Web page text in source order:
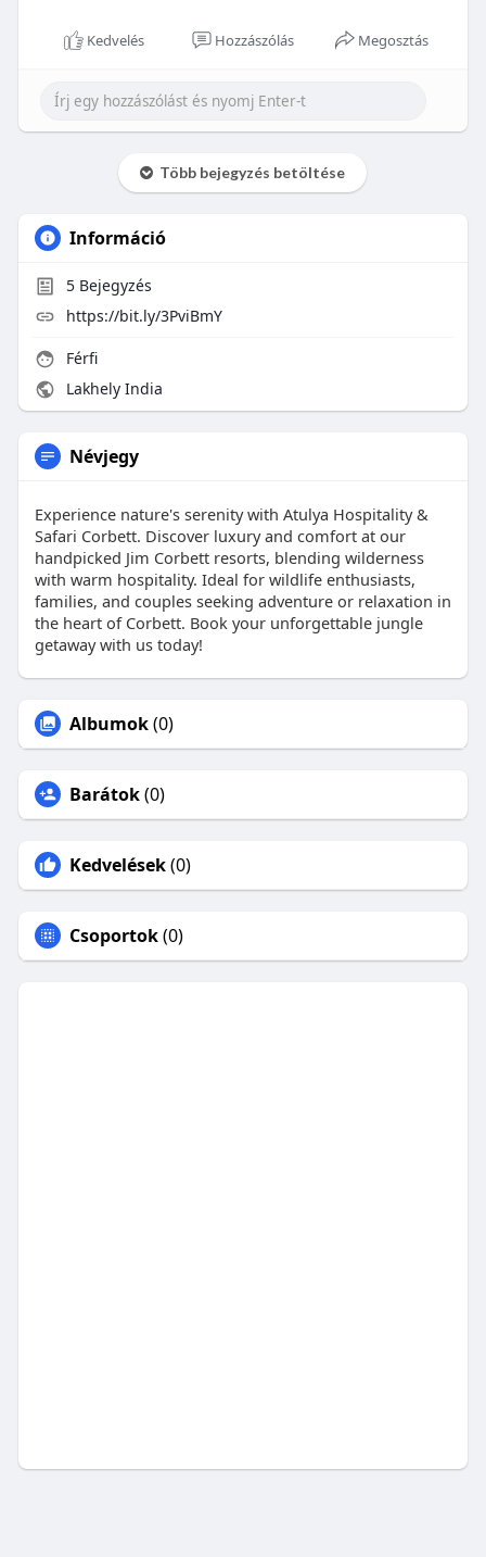
Kedvelés Hozzászólás Megosztás
Több bejegyzés betöltése
Információ
5Bejegyzés
https://bit.ly/3PviBmY
Férfi
Lakhely India
Névjegy
Experience nature's serenity with Atulya Hospitality &
Safari Corbett. Discover luxury and comfort at our
handpicked Jim Corbett resorts, blending wilderness
with warm hospitality. Ideal for wildlife enthusiasts,
families, and couples seeking adventure or relaxation in
the heart of Corbett. Book your unforgettable jungle
getaway with us today!
Albumok(0)
Barátok(0)
Kedvelések(0)
Csoportok(0)